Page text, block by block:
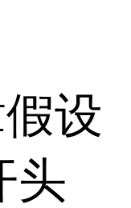
设
头